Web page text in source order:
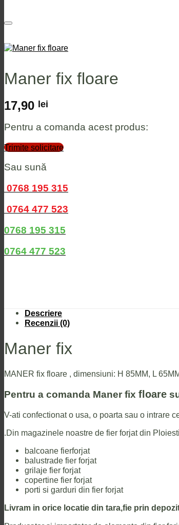
Maner fix floare
17,90 lei
Pentru a comanda acest produs:
Trimite solicitare
Sau sună
0768 195 315
0764 477 523
0768 195 315
0764 477 523
Descriere
Recenzii (0)
Maner fix
MANER fix floare , dimensiuni: H 85MM, L
Pentru a comanda Maner fix floare
V-ati confectionat o usa, o poarta sau o intrare
.Din magazinele noastre de fier forjat din
balcoane fierforjat
balustrade fier forjat
grilaje fier forjat
copertine fier forjat
porti si garduri din fier forjat
Livram in orice locatie din tara,fie prin